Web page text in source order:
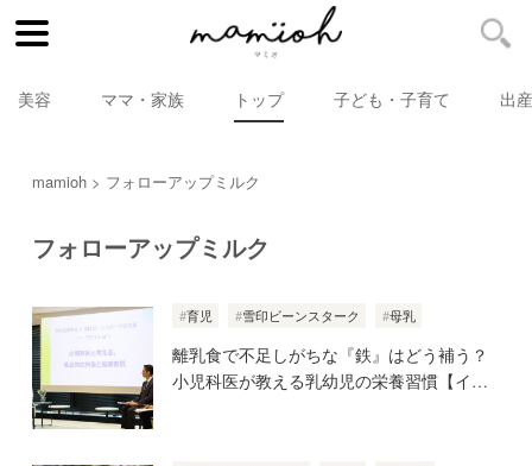
美容 ママ・家族 トップ 子ども・子育て 出
mamioh フォローアップミルク
フォローアップミルク
育児 雪印ビーンスターク 母乳
離乳食で不足しがちな『鉄』はどう補う？
小児科医が教える乳幼児の栄養習慣【イベ